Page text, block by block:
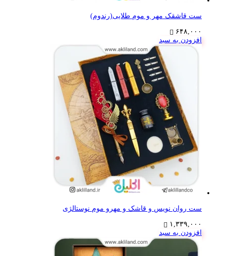
ست قاشقک مهر و موم طلایی(رندوم)
۶۴۸,۰۰۰
افزودن به سبد
ست روان نویس و قاشک و مهرو موم نوستالژی
۱,۳۳۹,۰۰۰
افزودن به سبد